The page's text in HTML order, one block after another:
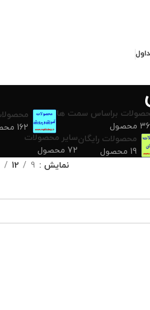
براساس سمت ها
162 محصول
محصولات رایگان
19 محصول
سایر محصولات
72 محصول
نمایش 9
12